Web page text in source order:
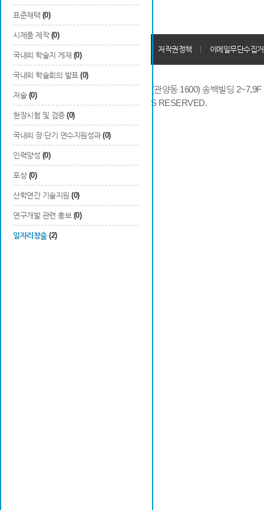
표준채택 (0)
시제품 제작 (0)
국내외 학술지 게재 (0)
국내외 학술회의 발표 (0)
저술 (0)
현장시험 및 검증 (0)
국내외 장·단기 연수지원성과 (0)
인력양성 (0)
포상 (0)
산학연간 기술지원 (0)
연구개발 관련 홍보 (0)
일자리창출 (2)
개인정보처리방침 저작권정책 이메일무단수집
14066 경기도 안양시 동안구 시민대로 286 (관양동 1600) 송백빌딩
COPYRIGHTS © 2014 KAIA, ALL RIGHTS RESERVED.